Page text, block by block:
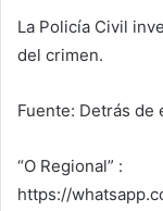
La Policía Civil
del crimen.
Fuente: Detrás de
“O Regional” :
https://